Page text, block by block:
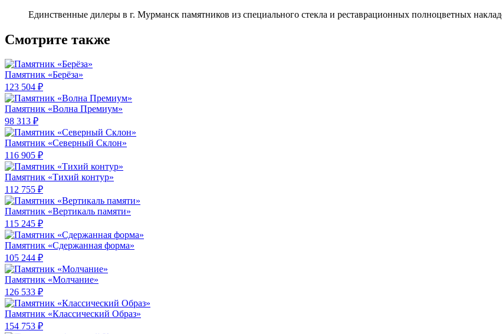
Единственные дилеры в г. Мурманск памятников из специального стекла и реставрационных полноцветных
Смотрите также
Памятник «Берёза»
123 504 ₽
Памятник «Волна Премиум»
98 313 ₽
Памятник «Северный Склон»
116 905 ₽
Памятник «Тихий контур»
112 755 ₽
Памятник «Вертикаль памяти»
115 245 ₽
Памятник «Сдержанная форма»
105 244 ₽
Памятник «Молчание»
126 533 ₽
Памятник «Классический Образ»
154 753 ₽